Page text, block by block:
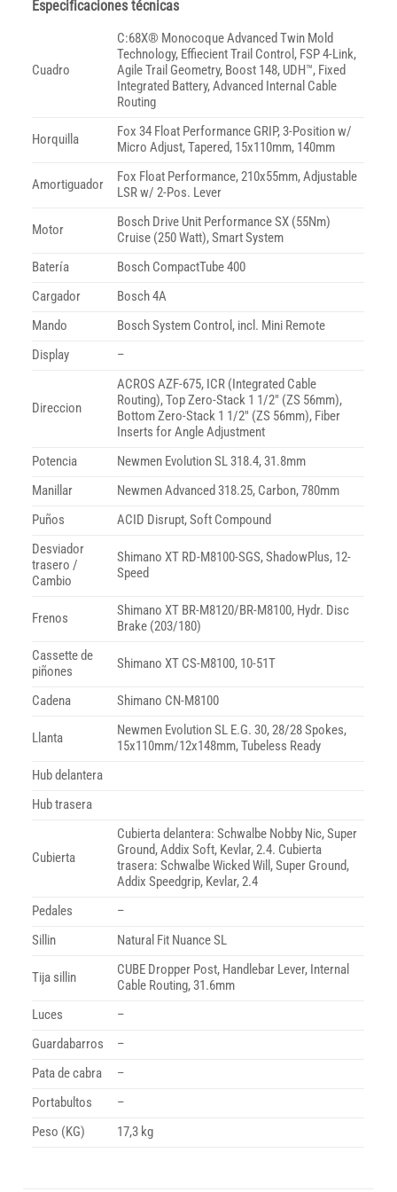
Especificaciones técnicas
Cuadro
C:68X® Monocoque Advanced Twin Mold
Technology, Effiecient Trail Control, FSP 4-Link,
Agile Trail Geometry, Boost 148, UDH™, Fixed
Integrated Battery, Advanced Internal Cable
Routing
Horquilla
Fox 34 Float Performance GRIP, 3-Position w/
Micro Adjust, Tapered, 15x110mm, 140mm
Amortiguador
Fox Float Performance, 210x55mm, Adjustable
LSR w/ 2-Pos. Lever
Motor
Bosch Drive Unit Performance SX (55Nm)
Cruise (250 Watt), Smart System
Batería
Bosch CompactTube 400
Cargador
Bosch 4A
Mando
Bosch System Control, incl. Mini Remote
Display
–
Direccion
ACROS AZF-675, ICR (Integrated Cable
Routing), Top Zero-Stack 1 1/2″ (ZS 56mm),
Bottom Zero-Stack 1 1/2″ (ZS 56mm), Fiber
Inserts for Angle Adjustment
Potencia
Newmen Evolution SL 318.4, 31.8mm
Manillar
Newmen Advanced 318.25, Carbon, 780mm
Puños
ACID Disrupt, Soft Compound
Desviador
trasero /
Cambio
Shimano XT RD-M8100-SGS, ShadowPlus, 12-
Speed
Frenos
Shimano XT BR-M8120/BR-M8100, Hydr. Disc
Brake (203/180)
Cassette de
piñones
Shimano XT CS-M8100, 10-51T
Cadena Shimano CN-M8100
Llanta
Newmen Evolution SL E.G. 30, 28/28 Spokes,
15x110mm/12x148mm, Tubeless Ready
Hub delantera
Hub trasera
Cubierta
Cubierta delantera: Schwalbe Nobby Nic, Super
Ground, Addix Soft, Kevlar, 2.4. Cubierta
trasera: Schwalbe Wicked Will, Super Ground,
Addix Speedgrip, Kevlar, 2.4
Pedales
–
Sillin
Natural Fit Nuance SL
Tija sillin
CUBE Dropper Post, Handlebar Lever, Internal
Cable Routing, 31.6mm
Luces
–
Guardabarros
–
Pata de cabra
–
Portabultos
–
Peso (KG)
17,3 kg